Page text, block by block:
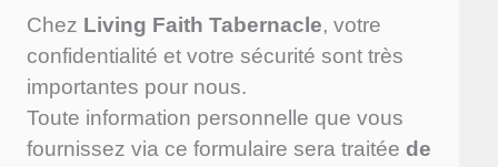
Chez Living Faith Tabernacle, votre
confidentialité et votre sécurité sont très
importantes pour nous.
Toute information personnelle que vous
fournissez via ce formulaire sera traitée de